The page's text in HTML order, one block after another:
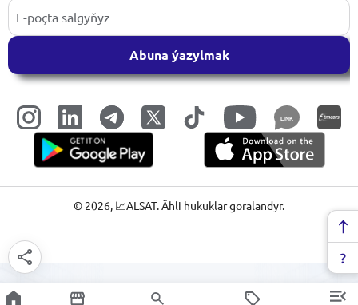
Abuna ýazylmak
LINK
© 2026, 📈ALSAT. Ähli hukuklar goralandyr.